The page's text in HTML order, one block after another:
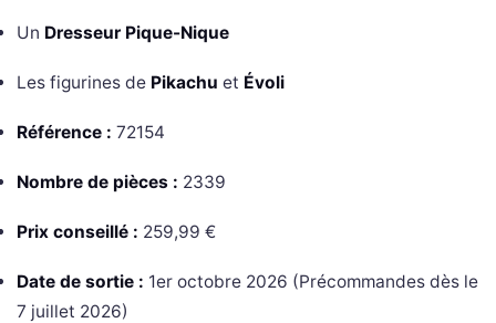
Un Dresseur Pique-Nique
Les figurines de Pikachu et Évoli
Référence : 72154
Nombre de pièces : 2339
Prix conseillé : 259,99 €
Date de sortie : 1er octobre 2026 (Précommandes dès le
7 juillet 2026)